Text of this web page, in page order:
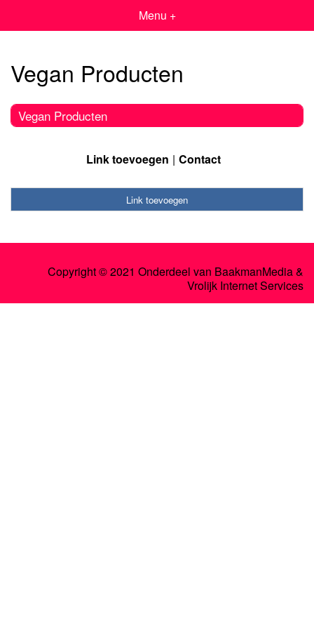
Menu +
Vegan Producten
Vegan Producten
Link toevoegen Contact
Link toevoegen
Copyright © 2021 Onderdeel van BaakmanMedia&
Vrolijk Internet Services